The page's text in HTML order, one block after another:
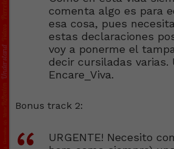
comenta algo es para
esa cosa, pues
estas declaraciones
voy a ponerme el
decir cursiladas varias.
Encare_Viva.
Bonus track 2:
URGENTE! Necesito